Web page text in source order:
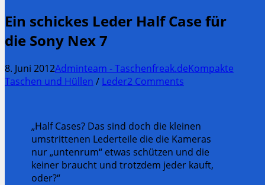
Ein schickes Leder Half Case für
die Sony Nex 7
8. Juni 2012Adminteam - Taschenfreak.deKompakte
Taschen und Hüllen / Leder2 Comments
„Half Cases? Das sind doch die kleinen
umstrittenen Lederteile die die Kameras
nur „untenrum“ etwas schützen und die
keiner braucht und trotzdem jeder kauft,
oder?“